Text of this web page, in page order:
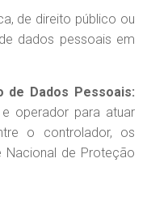
de direito público ou
dados pessoais em
de Dados Pessoais:
operador para atuar
o controlador, os
de Proteção